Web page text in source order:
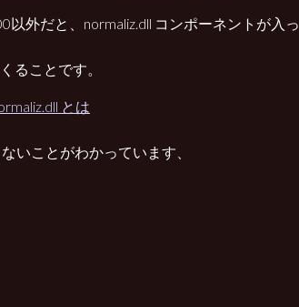
以外だと、normaliz.dll コンポーネントが入っ
ることです。
とは
いことがわかっています、